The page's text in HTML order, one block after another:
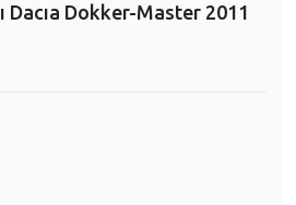
Dacıa Dokker-Master 2011